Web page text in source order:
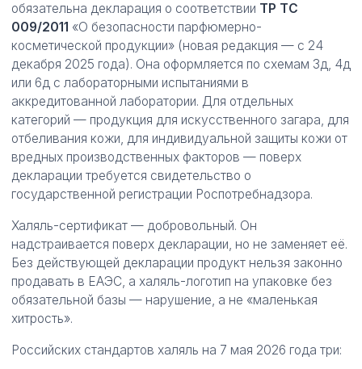
обязательна декларация о соответствии ТР ТС
009/2011 «О безопасности парфюмерно-
косметической продукции» (новая редакция — с 24
декабря 2025 года). Она оформляется по схемам 3д, 4д
или 6д с лабораторными испытаниями в
аккредитованной лаборатории. Для отдельных
категорий — продукция для искусственного загара, для
отбеливания кожи, для индивидуальной защиты кожи от
вредных производственных факторов — поверх
декларации требуется свидетельство о
государственной регистрации Роспотребнадзора.
Халяль-сертификат — добровольный. Он
надстраивается поверх декларации, но не заменяет её.
Без действующей декларации продукт нельзя законно
продавать в ЕАЭС, а халяль-логотип на упаковке без
обязательной базы — нарушение, а не «маленькая
хитрость».
Российских стандартов халяль на 7 мая 2026 года три: